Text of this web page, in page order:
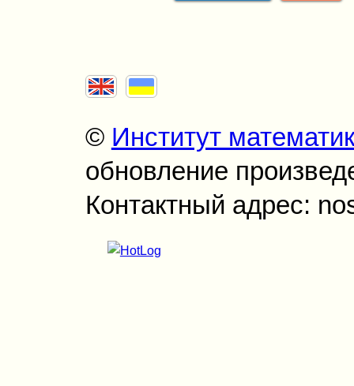
© Институт
обновление
Контактный адрес: